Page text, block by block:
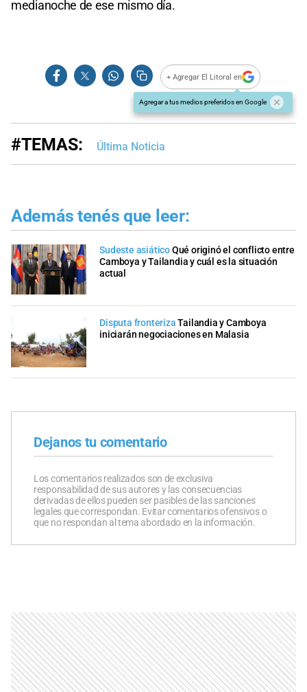
medianoche de ese mismo día.
+ Agregar El Litoral en
Agregar a tus medios preferidos en Google
#TEMAS: Última Noticia
Además tenés que leer:
Sudeste asiáticoQué originó el conflicto entre
Camboya y Tailandia y cuál es la situación
actual
Disputa fronteriza Tailandia y Camboya
iniciarán negociaciones en Malasia
Dejanos tu comentario
Los comentarios realizados son de exclusiva
responsabilidad de sus autores y las consecuencias
derivadas de ellos pueden ser pasibles de las sanciones
legales que correspondan. Evitar comentarios ofensivos o
que no respondan al tema abordado en la información.